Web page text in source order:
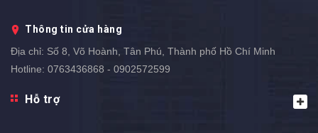
Thông tin cửa hàng
Địa chỉ: Số 8, Võ Hoành, Tân Phú, Thành phố Hồ Chí Minh
Hotline: 0763436868 - 0902572599
Hỗ trợ